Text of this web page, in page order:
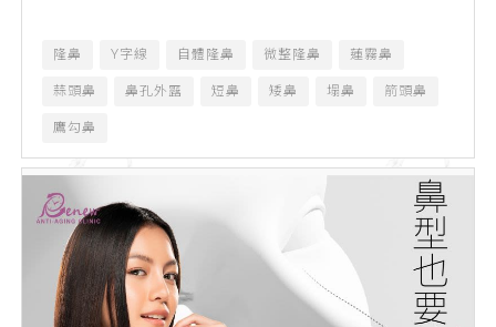
隆鼻 Y字線 自體隆鼻 微整隆鼻 蓮霧鼻
蒜頭鼻 鼻孔外露 短鼻 矮鼻 塌鼻 箭頭鼻
鷹勾鼻